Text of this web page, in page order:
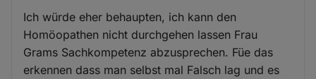
Ich würde eher behaupten, ich kann den
Homöopathen nicht durchgehen lassen Frau
Grams Sachkompetenz abzusprechen. Füe das
erkennen dass man selbst mal Falsch lag und es